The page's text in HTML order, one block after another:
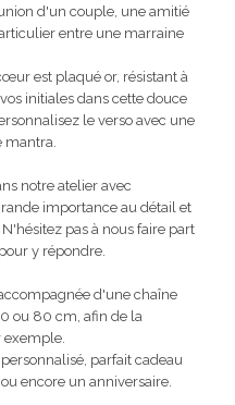
d'un couple, une amitié
entre une marraine
est plaqué or, résistant à
initiales dans cette douce
le verso avec une
mantra.
notre atelier avec
importance au détail et
pas à nous faire part
y répondre.
d'une chaîne
ou 80 cm, afin de la
parfait cadeau
encore un anniversaire.